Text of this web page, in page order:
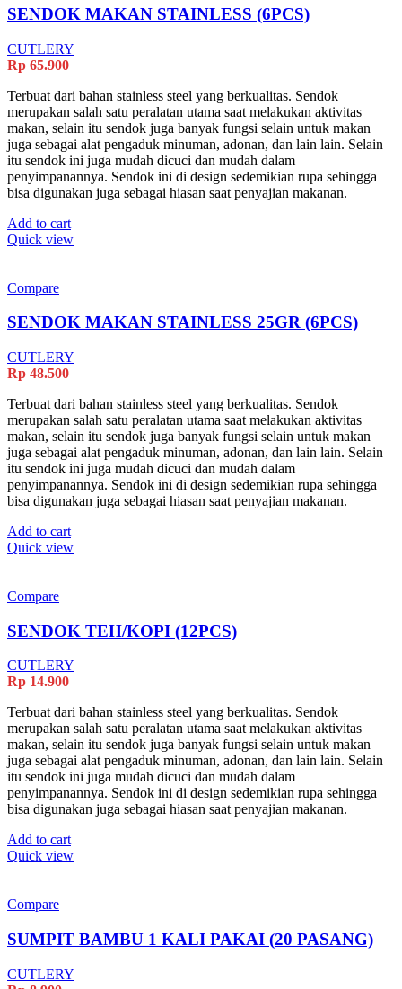
SENDOK MAKAN STAINLESS (6PCS)
CUTLERY
Rp 65.900
Terbuat dari bahan stainless steel yang berkualitas. Sendok
merupakan salah satu peralatan utama saat melakukan aktivitas
makan, selain itu sendok juga banyak fungsi selain untuk makan
juga sebagai alat pengaduk minuman, adonan, dan lain lain. Selain
itu sendok ini juga mudah dicuci dan mudah dalam
penyimpanannya. Sendok ini di design sedemikian rupa sehingga
bisa digunakan juga sebagai hiasan saat penyajian makanan.
Add to cart
Quick view
Compare
SENDOK MAKAN STAINLESS 25GR (6PCS)
CUTLERY
Rp 48.500
Terbuat dari bahan stainless steel yang berkualitas. Sendok
merupakan salah satu peralatan utama saat melakukan aktivitas
makan, selain itu sendok juga banyak fungsi selain untuk makan
juga sebagai alat pengaduk minuman, adonan, dan lain lain. Selain
itu sendok ini juga mudah dicuci dan mudah dalam
penyimpanannya. Sendok ini di design sedemikian rupa sehingga
bisa digunakan juga sebagai hiasan saat penyajian makanan.
Add to cart
Quick view
Compare
SENDOK TEH/KOPI (12PCS)
CUTLERY
Rp 14.900
Terbuat dari bahan stainless steel yang berkualitas. Sendok
merupakan salah satu peralatan utama saat melakukan aktivitas
makan, selain itu sendok juga banyak fungsi selain untuk makan
juga sebagai alat pengaduk minuman, adonan, dan lain lain. Selain
itu sendok ini juga mudah dicuci dan mudah dalam
penyimpanannya. Sendok ini di design sedemikian rupa sehingga
bisa digunakan juga sebagai hiasan saat penyajian makanan.
Add to cart
Quick view
Compare
SUMPIT BAMBU 1 KALI PAKAI (20 PASANG)
CUTLERY